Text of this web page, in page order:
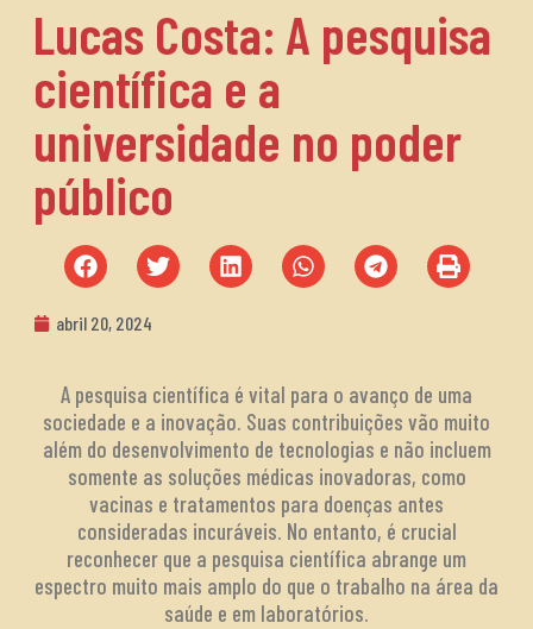
Lucas Costa: A pesquisa
científica e a
universidade no poder
público
abril 20, 2024
A pesquisa científica é vital para o avanço de uma
sociedade e a inovação. Suas contribuições vão muito
além do desenvolvimento de tecnologias e não incluem
somente as soluções médicas inovadoras, como
vacinas e tratamentos para doenças antes
consideradas incuráveis. No entanto, é crucial
reconhecer que a pesquisa científica abrange um
espectro muito mais amplo do que o trabalho na área da
saúde e em laboratórios.